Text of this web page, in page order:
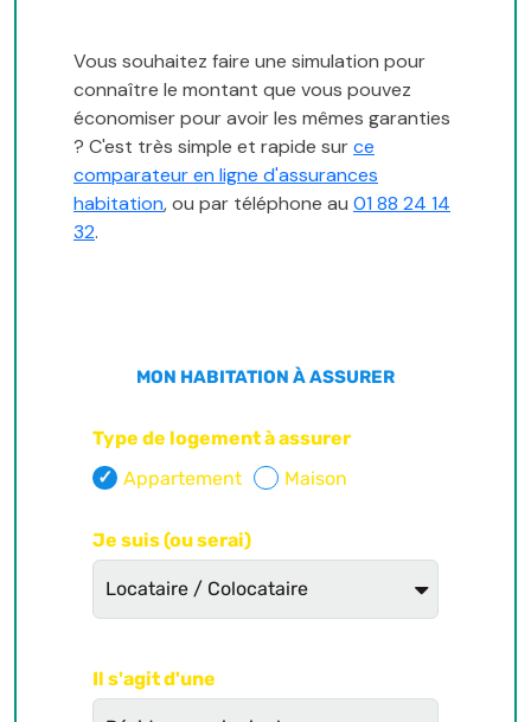
Vous souhaitez faire une simulation pour
connaître le montant que vous pouvez
économiser pour avoir les mêmes garanties
? C'est très simple et rapide surce
comparateur en ligne d'assurances
habitation, ou par téléphone au 01 88 24 14
32.